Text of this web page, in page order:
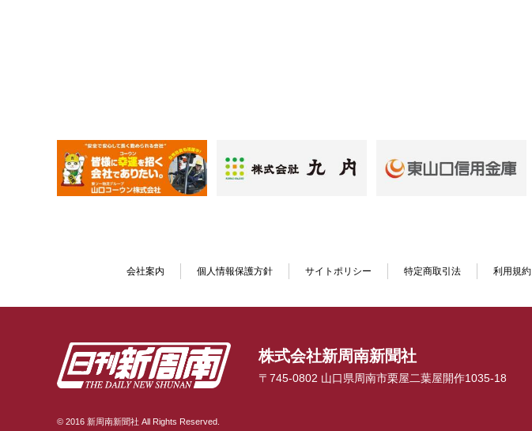
会社案内 個人情報保護方針 サイトポリシー 特定商取引法 利用規約
株式会社新周南新聞社
〒745-0802 山口県周南市栗屋二葉屋開作1035-18
© 2016 新周南新聞社 All Rights Reserved.